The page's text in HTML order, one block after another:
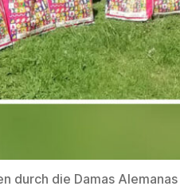
durch die Damas